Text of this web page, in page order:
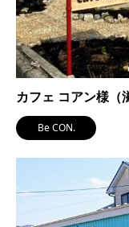
カフェ コアン様（
Be CON.